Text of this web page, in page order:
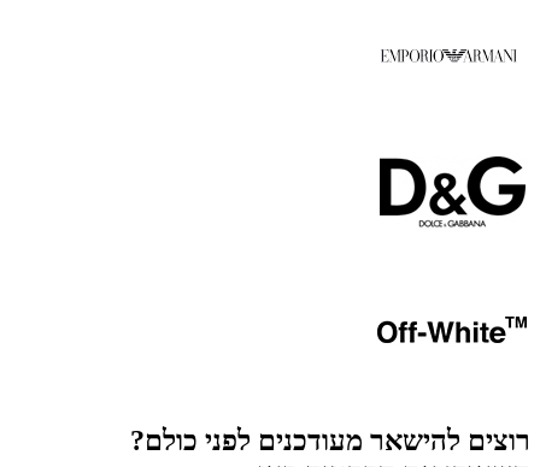
רוצים להישאר מעודכנים לפני כולם?